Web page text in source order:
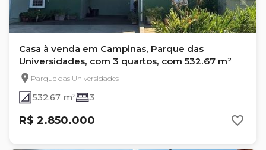
Casa à venda em Campinas, Parque das
Universidades, com 3 quartos, com 532.67 m²
Parque das Universidades
532.67 m² 3
R$ 2.850.000